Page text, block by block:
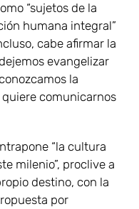
“sujetos de la
humana integral”
cabe afirmar la
evangelizar
la
comunicarnos
“la cultura
milenio”, proclive a
destino, con la
por